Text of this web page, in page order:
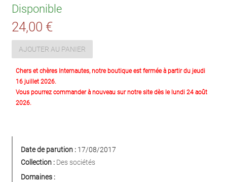
Disponible
24,00 €
AJOUTER AU PANIER
Chers et chères Internautes, notre boutique est fermée à partir du jeudi
16 juillet 2026.
Vous pourrez commander à nouveau sur notre site dès le lundi 24 août
2026.
Date de parution : 17/08/2017
Collection : Des sociétés
Domaines :